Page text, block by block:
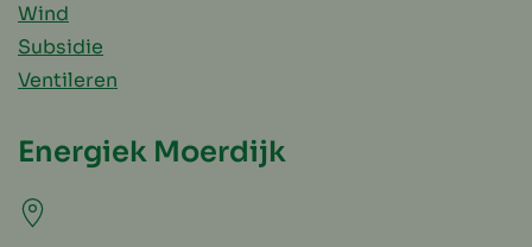
Wind
Subsidie
Ventileren
Energiek Moerdijk